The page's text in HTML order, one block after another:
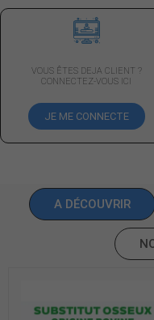
VOUS ÊTES DEJA CLIENT ?
CONNECTEZ-VOUS ICI
JE ME CONNECTE
A DÉCOUVRIR